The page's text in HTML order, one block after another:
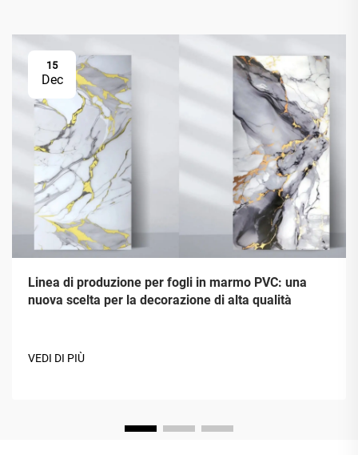
15
Dec
Linea di produzione per fogli in marmo PVC: una
nuova scelta per la decorazione di alta qualità
VEDI DI PIÙ